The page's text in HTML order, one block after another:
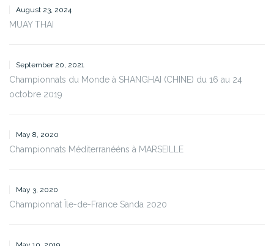
August 23, 2024
MUAY THAI
September 20, 2021
Championnats du Monde à SHANGHAI (CHINE) du 16 au 24
octobre 2019
May 8, 2020
Championnats Méditerranééns à MARSEILLE
May 3, 2020
Championnat Île-de-France Sanda 2020